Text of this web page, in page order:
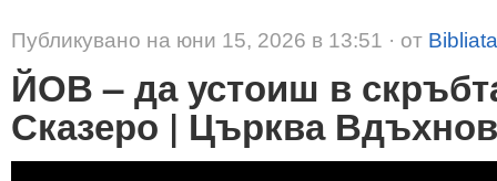
Публикувано на юни 15, 2026 в 13:51 · от
ЙОВ – да устоиш в
Сказеро | Църква